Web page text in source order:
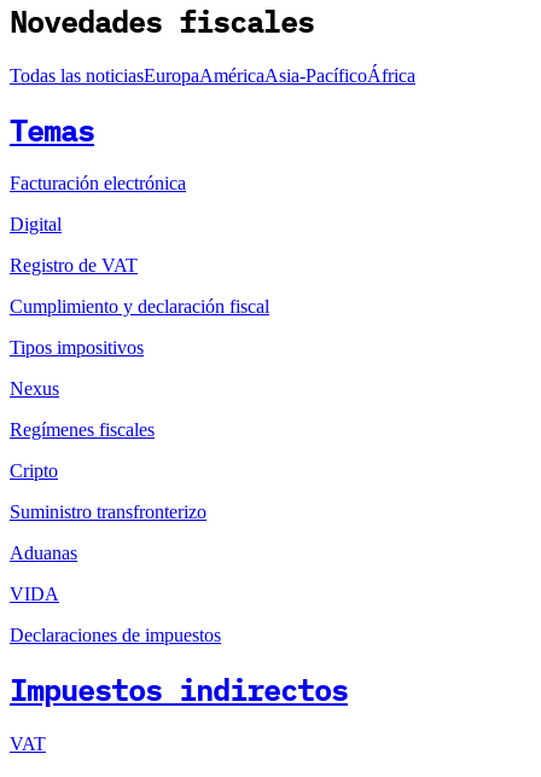
Novedades fiscales
Todas las noticiasEuropaAméricaAsia-PacíficoÁfrica
Temas
Facturación electrónica
Digital
Registro de VAT
Cumplimiento y declaración fiscal
Tipos impositivos
Nexus
Regímenes fiscales
Cripto
Suministro transfronterizo
Aduanas
VIDA
Declaraciones de impuestos
Impuestos indirectos
VAT